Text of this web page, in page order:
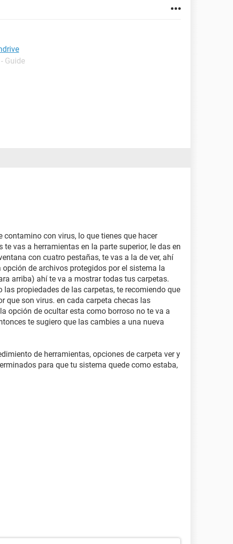
- Guide
contamino con virus, lo que tienes que hacer
vas a herramientas en la parte superior, le das en
con cuatro pestañas, te vas a la de ver, ahí
de archivos protegidos por el sistema la
arriba) ahí te va a mostrar todas tus carpetas.
propiedades de las carpetas, te recomiendo que
que son virus. en cada carpeta checas las
opción de ocultar esta como borroso no te va a
te sugiero que las cambies a una nueva
de herramientas, opciones de carpeta ver y
para que tu sistema quede como estaba,